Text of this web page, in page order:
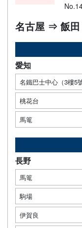
名古屋 ⇒ 飯田
愛知
名鐵巴士中心（3樓5
桃花台
馬篭
長野
馬篭
駒場
伊賀良